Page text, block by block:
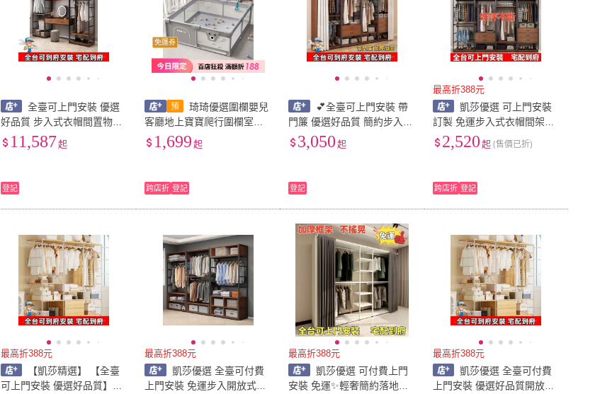
全臺可上門安裝 優選
好品質 步入式衣帽間置物架
開放式衣架臥室梳妝臺落地
鐵藝金屬衣櫃掛衣架臺灣好
11,587起
登記
免運券
琦琦優選圍欄嬰兒
客廳地上寶寶爬行圍欄室內
護欄地圍防摔學步家用遊戲
圍欄
1,699 起
跨店折 登記
💕全臺可上門安裝 帶
門簾 優選好品質 簡約步入式
衣帽間架子臥室鐵藝衣櫃落
地組閤掛衣架臥室鋼木衣櫃
3,050 起
登記
最高折388元
凱莎優選 可上門安裝
訂製 免運步入式衣帽間架子
定製小型櫃子雙層組閤落地
鐵藝開放式衣櫃收納架 北歐
2,520 起 (售價已折)
跨店折 登記
最高折388元
【凱莎精選】 【全臺
可上門安裝 優選好品質】開
最高折388元
凱莎優選 全臺可付費
上門安裝 免運步入開放式衣
最高折388元
凱莎優選 可付費上門
安裝 免運✨輕奢簡約落地開
最高折388元
凱莎優選 全臺可付費
上門安裝 優選好品質開放式